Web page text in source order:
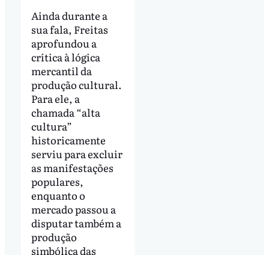
Ainda durante a
sua fala, Freitas
aprofundou a
crítica à lógica
mercantil da
produção cultural.
Para ele, a
chamada “alta
cultura”
historicamente
serviu para excluir
as manifestações
populares,
enquanto o
mercado passou a
disputar também a
produção
simbólica das